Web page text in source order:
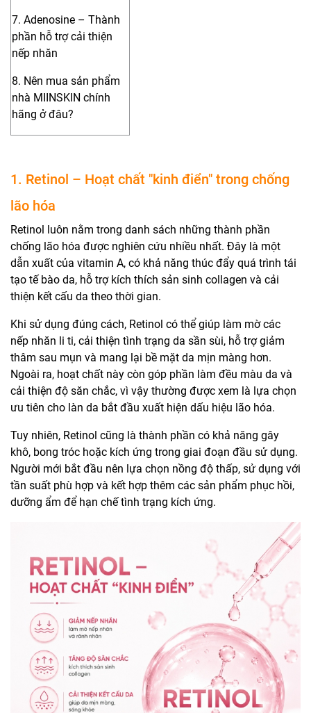
7. Adenosine – Thành
phần hỗ trợ cải thiện
nếp nhăn
8. Nên mua sản phẩm
nhà MIINSKIN chính
hãng ở đâu?
1. Retinol – Hoạt chất "kinh điển" trong chống
lão hóa
Retinol luôn nằm trong danh sách những thành phần
chống lão hóa được nghiên cứu nhiều nhất. Đây là một
dẫn xuất của vitamin A, có khả năng thúc đẩy quá trình tái
tạo tế bào da, hỗ trợ kích thích sản sinh collagen và cải
thiện kết cấu da theo thời gian.
Khi sử dụng đúng cách, Retinol có thể giúp làm mờ các
nếp nhăn li ti, cải thiện tình trạng da sần sùi, hỗ trợ giảm
thâm sau mụn và mang lại bề mặt da mịn màng hơn.
Ngoài ra, hoạt chất này còn góp phần làm đều màu da và
cải thiện độ săn chắc, vì vậy thường được xem là lựa chọn
ưu tiên cho làn da bắt đầu xuất hiện dấu hiệu lão hóa.
Tuy nhiên, Retinol cũng là thành phần có khả năng gây
khô, bong tróc hoặc kích ứng trong giai đoạn đầu sử dụng.
Người mới bắt đầu nên lựa chọn nồng độ thấp, sử dụng với
tần suất phù hợp và kết hợp thêm các sản phẩm phục hồi,
dưỡng ẩm để hạn chế tình trạng kích ứng.